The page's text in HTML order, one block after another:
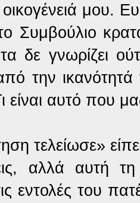
οικογένειά μου.
Συμβούλιο
δε γνωρίζει
την
αυτό που
τελείωσε»
αλλά
εντολές του